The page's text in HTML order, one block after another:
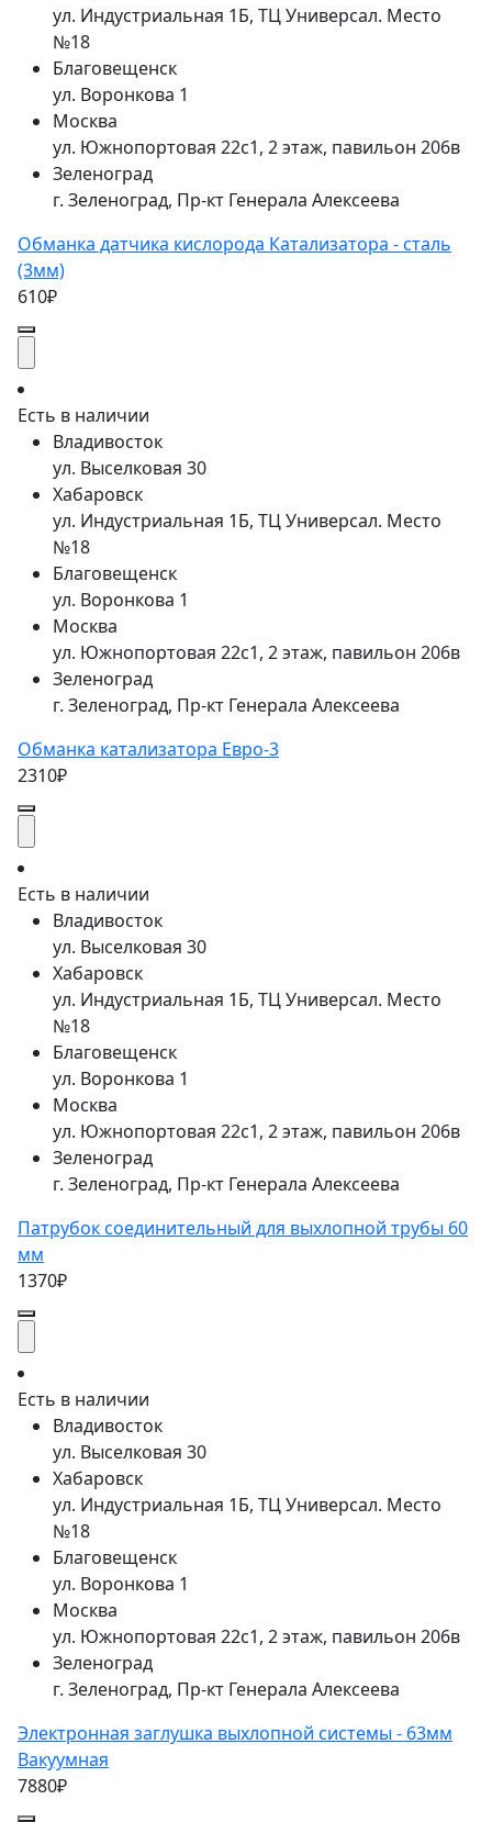
ул. Индустриальная 1Б, ТЦ Универсал. Место
№18
Благовещенск
ул. Воронкова 1
Москва
ул. Южнопортовая 22с1, 2 этаж, павильон 206в
Зеленоград
г. Зеленоград, Пр-кт Генерала Алексеева
Обманка датчика кислорода Катализатора - сталь
(3мм)
610₽
Есть в наличии
Владивосток
ул. Выселковая 30
Хабаровск
ул. Индустриальная 1Б, ТЦ Универсал. Место
№18
Благовещенск
ул. Воронкова 1
Москва
ул. Южнопортовая 22с1, 2 этаж, павильон 206в
Зеленоград
г. Зеленоград, Пр-кт Генерала Алексеева
Обманка катализатора Евро-3
2310₽
Есть в наличии
Владивосток
ул. Выселковая 30
Хабаровск
ул. Индустриальная 1Б, ТЦ Универсал. Место
№18
Благовещенск
ул. Воронкова 1
Москва
ул. Южнопортовая 22с1, 2 этаж, павильон 206в
Зеленоград
г. Зеленоград, Пр-кт Генерала Алексеева
Патрубок соединительный для выхлопной трубы 60
мм
1370₽
Есть в наличии
Владивосток
ул. Выселковая 30
Хабаровск
ул. Индустриальная 1Б, ТЦ Универсал. Место
№18
Благовещенск
ул. Воронкова 1
Москва
ул. Южнопортовая 22с1, 2 этаж, павильон 206в
Зеленоград
г. Зеленоград, Пр-кт Генерала Алексеева
Электронная заглушка выхлопной системы - 63мм
Вакуумная
7880₽